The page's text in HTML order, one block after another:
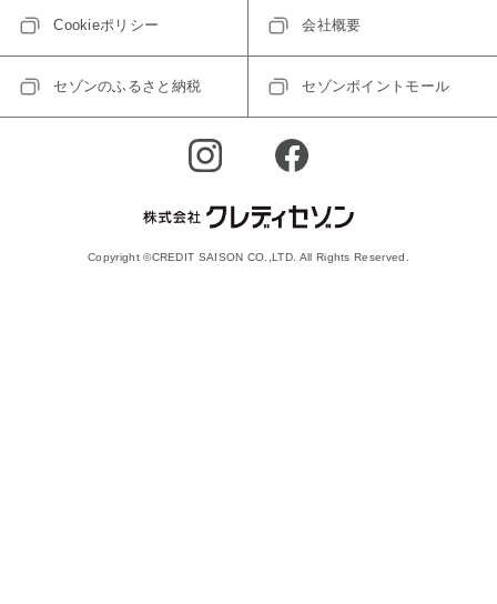
Cookieポリシー 会社概要
セゾンのふるさと納税 セゾンポイントモール
Copyright ©CREDIT SAISON CO.,LTD. All Rights Reserved.